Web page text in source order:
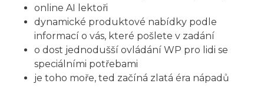
online AI lektoři
dynamické produktové nabídky podle
informací o vás, které pošlete v zadání
o dost jednodušší ovládání WP pro lidi se
speciálními potřebami
je toho moře, ted začíná zlatá éra nápadů